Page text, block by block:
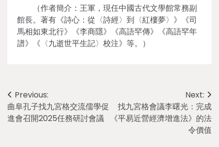
（作者簡介：王軍，現任中國古代文學館常務副
館長。著有《詩心：從〈詩經〉到〈紅樓夢〉》《司
馬相如東北行》《李商隱》《高語罕傳》《高語罕年
譜》《〈九逝世平生記〉校注》等。）
Post
navigation
Previous:
曲阜孔子找九宮格交流儒學促
進會召開2025任務研討會議
Next:
找九宮格會議李曙光：完成
《平易近營經濟增進法》的法
令價值